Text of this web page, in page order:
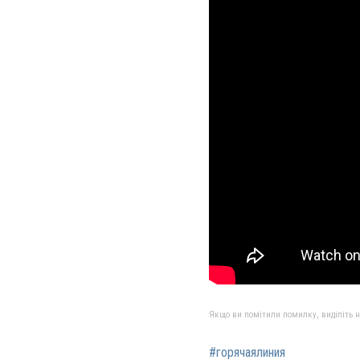
Якщо ви помітили помилку, виділіть
#горячаялиния